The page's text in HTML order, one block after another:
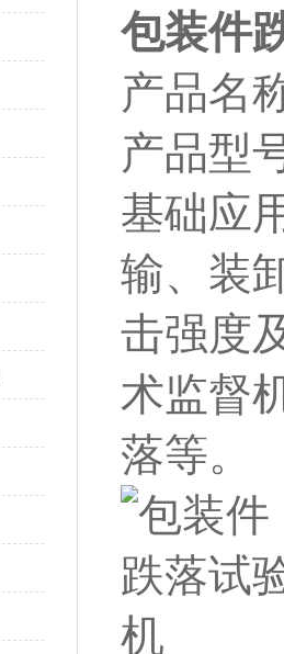
包装件
产品名
产品型
基础应
输、装
击强度
术监督
落等。